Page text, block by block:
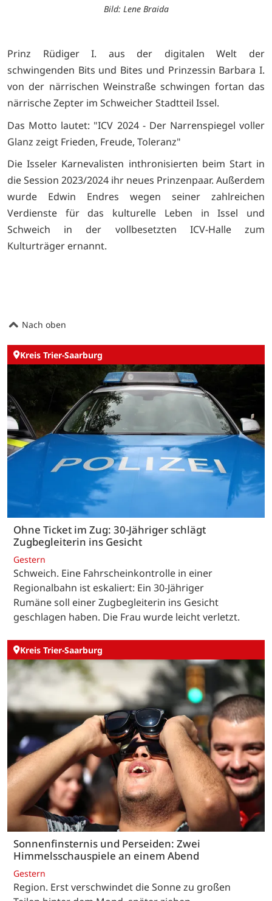
Bild: Lene Braida
Prinz Rüdiger I. aus der digitalen Welt der
schwingenden Bits und Bites und Prinzessin Barbara I.
von der närrischen Weinstraße schwingen fortan das
närrische Zepter im Schweicher Stadtteil Issel.
Das Motto lautet: "ICV 2024 - Der Narrenspiegel voller
Glanz zeigt Frieden, Freude, Toleranz"
Die Isseler Karnevalisten inthronisierten beim Start in
die Session 2023/2024 ihr neues Prinzenpaar. Außerdem
wurde Edwin Endres wegen seiner zahlreichen
Verdienste für das kulturelle Leben in Issel und
Schweich in der vollbesetzten ICV-Halle zum
Kulturträger ernannt.
Nach oben
Kreis Trier-Saarburg
Ohne Ticket im Zug: 30-Jähriger schlägt
Zugbegleiterin ins Gesicht
Gestern
Schweich. Eine Fahrscheinkontrolle in einer
Regionalbahn ist eskaliert: Ein 30-Jähriger
Rumäne soll einer Zugbegleiterin ins Gesicht
geschlagen haben. Die Frau wurde leicht verletzt.
Kreis Trier-Saarburg
Sonnenfinsternis und Perseiden: Zwei
Himmelsschauspiele an einem Abend
Gestern
Region. Erst verschwindet die Sonne zu großen